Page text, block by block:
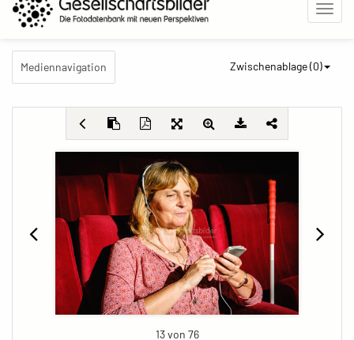
Mediennavigation Zwischenablage (0)
13 von 76